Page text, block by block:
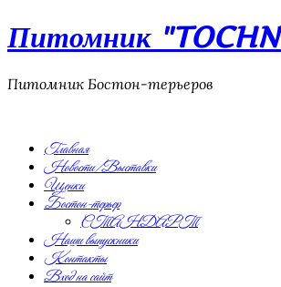
Питомник
Питомник Бостон-терьеров
Главная
Новости/Выставки
Щенки
Бостон-терьер
СТАНДАРТ
Наши выпускники
Контакты
Вход на сайт